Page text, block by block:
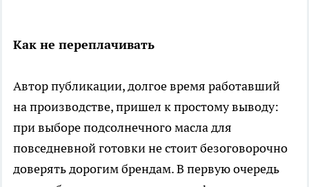
Как не переплачивать
Автор публикации, долгое время работавший
на производстве, пришел к простому выводу:
при выборе подсолнечного масла для
повседневной готовки не стоит безоговорочно
доверять дорогим брендам. В первую очередь